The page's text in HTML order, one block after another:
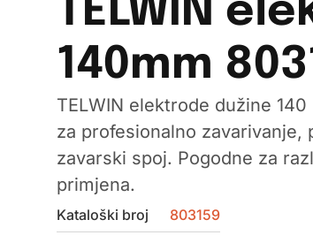
TELWIN
140mm
TELWIN elektrode dužine
za profesionalno
zavarski spoj. Pogodne za
primjena.
Kataloški broj
803159